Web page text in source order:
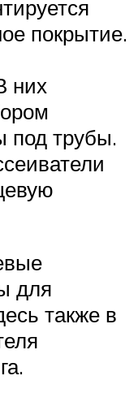
покрытие.
них
под трубы.
для
также в